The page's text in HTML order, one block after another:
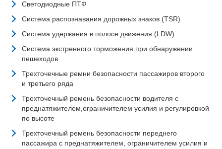
Светодиодные ПТФ
Система распознавания дорожных знаков (TSR)
Система удержания в полосе движения (LDW)
Система экстренного торможения при обнаружении
пешеходов
Трехточечные ремни безопасности пассажиров второго
и третьего ряда
Трехточечный ремень безопасности водителя с
преднатяжителем,ограничителем усилия и регулировкой
по высоте
Трехточечный ремень безопасности переднего
пассажира с преднатяжителем, ограничителем усилия и